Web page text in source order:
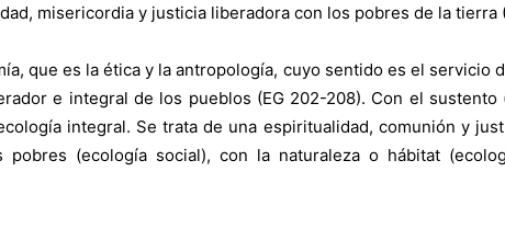
misericordia y justicia liberadora con los pobres de la tierra
que es la ética y la antropología, cuyo sentido es el servicio
e integral de los pueblos (EG 202-208). Con el
integral. Se trata de una espiritualidad, comunión y
(ecología social), con la naturaleza o hábitat